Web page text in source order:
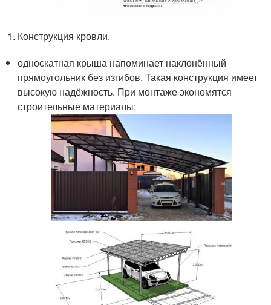
Конструкция кровли.
односкатная крыша напоминает наклонённый
прямоугольник без изгибов. Такая конструкция имеет
высокую надёжность. При монтаже экономятся
строительные материалы;